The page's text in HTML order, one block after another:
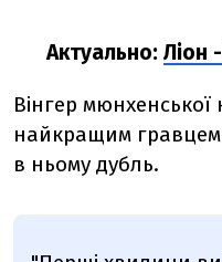
Актуально: Ліон
Вінгер
найкращим гравцем
в ньому дубль.